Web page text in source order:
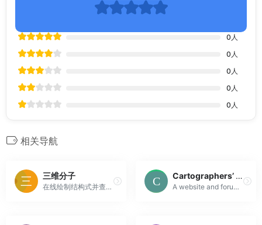
0 人
0 人
0 人
0 人
0 人
相关导航
三维分子
在线绘制结构式并查看三维分子模型，查询物质信息与谱图，计算键长、键角与分子静电势
Cartographers’ Guild
A website and forum for enthusiasts of fantasy maps mapmaking and cartography of all types. We are a thriving community of fantasy map makers that pro...